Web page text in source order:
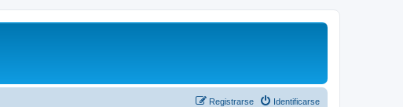
Identificarse
Registrarse